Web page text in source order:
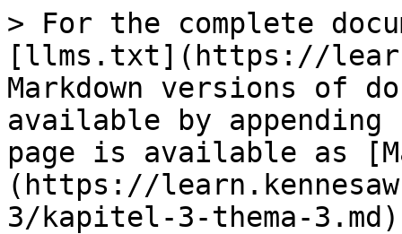
> For the complete
[llms.txt](https://
Markdown versions of
available by
page is available as
(https://
3/kapitel-3-thema-